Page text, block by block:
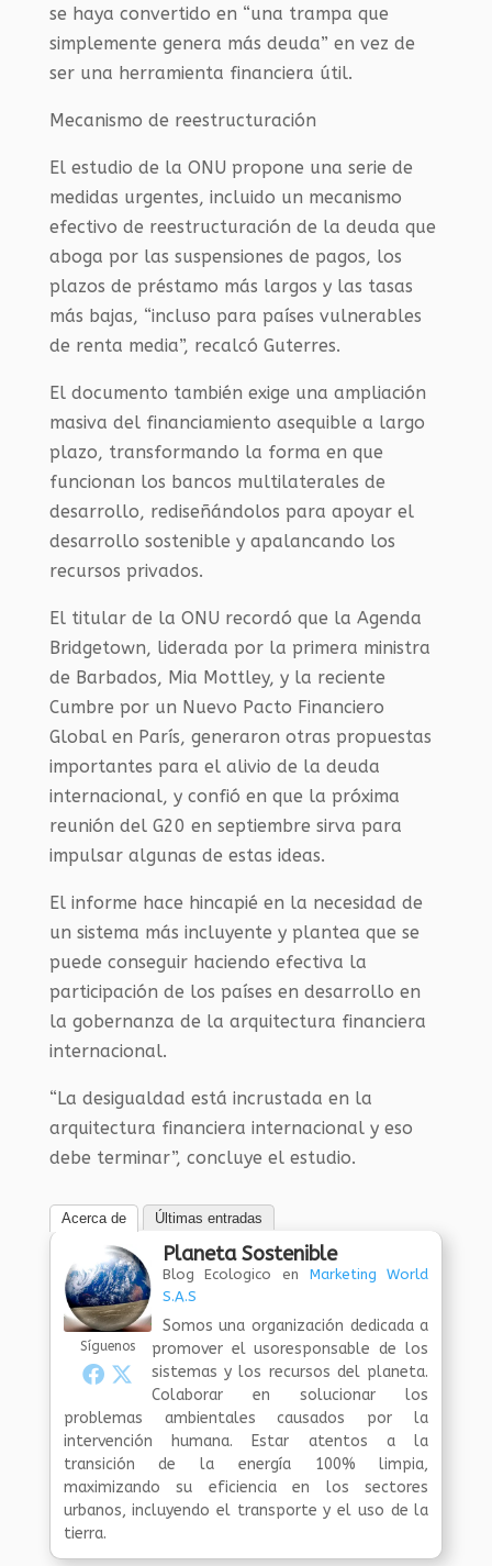
se haya convertido en “una trampa que
simplemente genera más deuda” en vez de
ser una herramienta financiera útil.
Mecanismo de reestructuración
El estudio de la ONU propone una serie de
medidas urgentes, incluido un mecanismo
efectivo de reestructuración de la deuda que
aboga por las suspensiones de pagos, los
plazos de préstamo más largos y las tasas
más bajas, “incluso para países vulnerables
de renta media”, recalcó Guterres.
El documento también exige una ampliación
masiva del financiamiento asequible a largo
plazo, transformando la forma en que
funcionan los bancos multilaterales de
desarrollo, rediseñándolos para apoyar el
desarrollo sostenible y apalancando los
recursos privados.
El titular de la ONU recordó que la Agenda
Bridgetown, liderada por la primera ministra
de Barbados, Mia Mottley, y la reciente
Cumbre por un Nuevo Pacto Financiero
Global en París, generaron otras propuestas
importantes para el alivio de la deuda
internacional, y confió en que la próxima
reunión del G20 en septiembre sirva para
impulsar algunas de estas ideas.
El informe hace hincapié en la necesidad de
un sistema más incluyente y plantea que se
puede conseguir haciendo efectiva la
participación de los países en desarrollo en
la gobernanza de la arquitectura financiera
internacional.
“La desigualdad está incrustada en la
arquitectura financiera internacional y eso
debe terminar”, concluye el estudio.
Acerca de Últimas entradas
Síguenos
Planeta Sostenible
Blog Ecologico en Marketing World
S.A.S
Somos una organización dedicada a
promover el usoresponsable de los
sistemas y los recursos del planeta.
Colaborar en solucionar los
problemas ambientales causados por la
intervención humana. Estar atentos a la
transición de la energía 100% limpia,
maximizando su eficiencia en los sectores
urbanos, incluyendo el transporte y el uso de la
tierra.